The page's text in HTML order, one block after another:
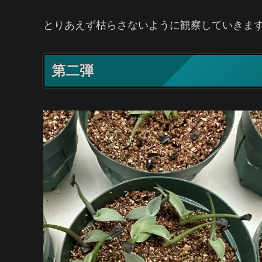
とりあえず枯らさないように観察していきま
第二弾